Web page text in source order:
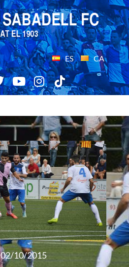
ES CA
02/10/2015